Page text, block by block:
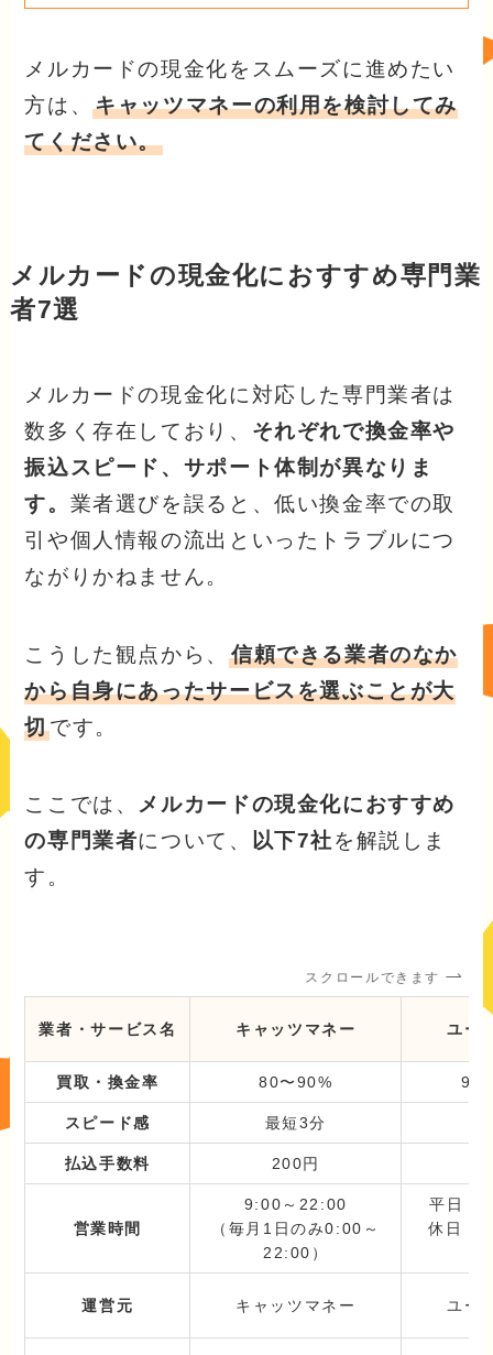
メルカードの現金化をスムーズに進めたい
方は、キャッツマネーの利用を検討してみ
てください。
メルカードの現金化におすすめ専門業
者7選
メルカードの現金化に対応した専門業者は
数多く存在しており、 それぞれで換金率や
振込スピード、サポート体制が異なりま
す。 業者選びを誤ると、低い換金率での取
引や個人情報の流出といったトラブルにつ
ながりかねません。
こうした観点から、 信頼できる業者のなか
から自身にあったサービスを選ぶことが大
切です。
ここでは、 メルカードの現金化におすすめ
の専門業者について、 以下7社を解説しま
す。
スクロールできます
業者・サービス名 キャッツマネー ユー
買取・換金率 80〜90% 94
スピード感 最短3分
払込手数料 200円
営業時間
9:00～22:00
（毎月1日のみ0:00～
22:00）
平日：
休日・
運営元 キャッツマネー ユー